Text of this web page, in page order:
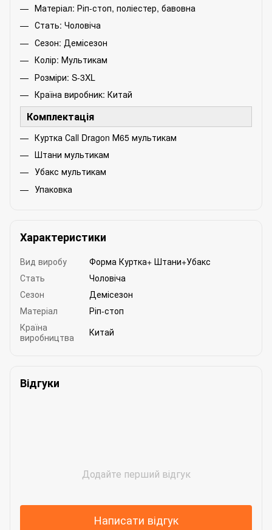
Матеріал: Ріп-стоп, поліестер, бавовна
Стать: Чоловіча
Сезон: Демісезон
Колір: Мультикам
Розміри: S-3XL
Країна виробник: Китай
Комплектація
Куртка Сall Dragon М65 мультикам
Штани мультикам
Убакс мультикам
Упаковка
Характеристики
Вид виробу
Форма Куртка+ Штани+Убакс
Стать
Чоловіча
Сезон
Демісезон
Матеріал
Ріп-стоп
Країна
виробництва
Китай
Відгуки
Додайте перший відгук
Написати відгук